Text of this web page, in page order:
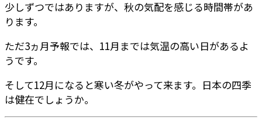
少しずつではありますが、秋の気配を感じる時間帯があ
ります。
ただ3ヵ月予報では、11月までは気温の高い日があるよ
うです。
そして12月になると寒い冬がやって来ます。日本の四季
は健在でしょうか。